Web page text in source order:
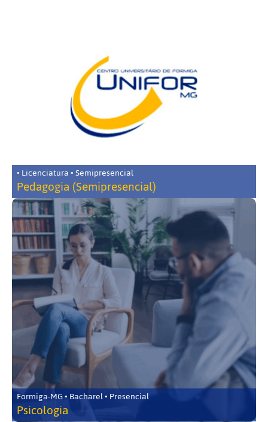
• Licenciatura • Semipresencial
Pedagogia (Semipresencial)
Formiga-MG • Bacharel • Presencial
Psicologia